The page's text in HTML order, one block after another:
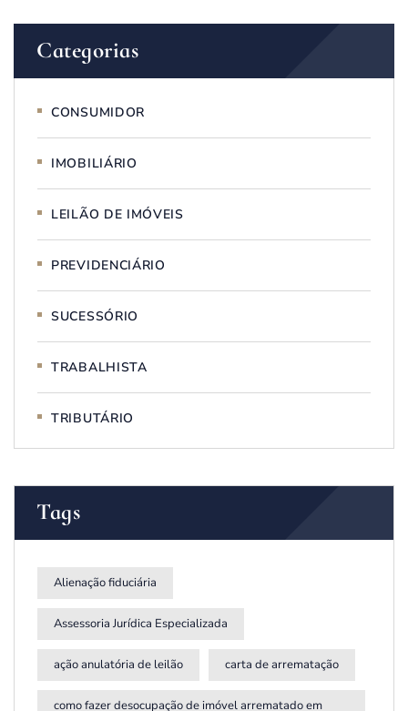
Categorias
CONSUMIDOR
IMOBILIÁRIO
LEILÃO DE IMÓVEIS
PREVIDENCIÁRIO
SUCESSÓRIO
TRABALHISTA
TRIBUTÁRIO
Tags
Alienação fiduciária
Assessoria Jurídica Especializada
ação anulatória de leilão carta de arrematação
como fazer desocupação de imóvel arrematado em